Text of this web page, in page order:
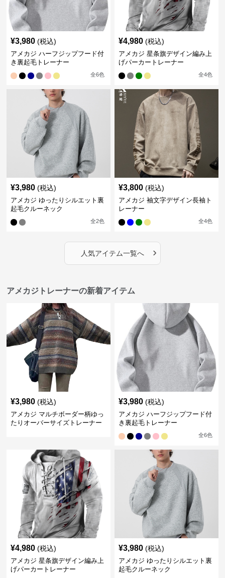
¥3,980 (税込)
アメカジ ハーフジップフード付
き裏起毛トレーナー
全6色
¥4,980 (税込)
アメカジ 星条旗デザイン編み上
げパーカートレーナー
全4色
¥3,980 (税込)
アメカジ ゆったりシルエット裏
起毛クルーネック
全2色
¥3,800 (税込)
アメカジ 袖文字デザイン長袖ト
レーナー
全4色
人気アイテム一覧へ ›
アメカジトレーナーの新着アイテム
¥3,980 (税込)
アメカジ マルチボーダー柄ゆっ
たりオーバーサイズトレーナー
¥3,980 (税込)
アメカジ ハーフジップフード付
き裏起毛トレーナー
全6色
¥4,980 (税込)
アメカジ 星条旗デザイン編み上
げパーカートレーナー
¥3,980 (税込)
アメカジ ゆったりシルエット裏
起毛クルーネック